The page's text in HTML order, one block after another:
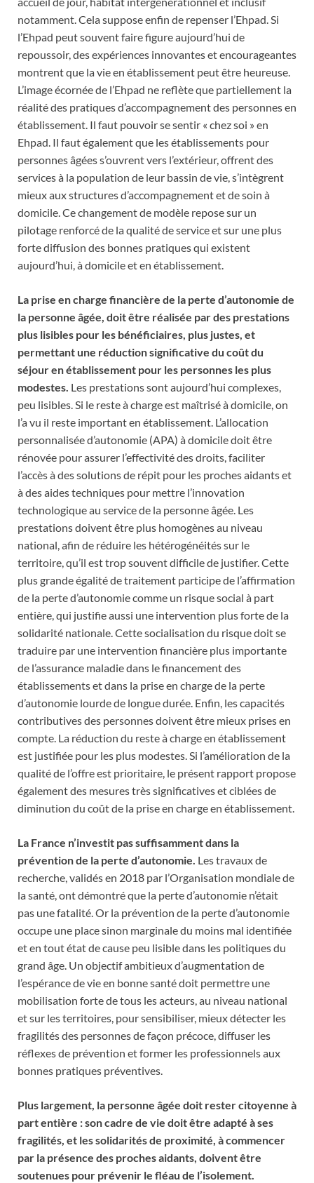
notamment. Cela suppose enfin de repenser l’Ehpad. Si
l’Ehpad peut souvent faire figure aujourd’hui de
repoussoir, des expériences innovantes et encourageantes
montrent que la vie en établissement peut être heureuse.
L’image écornée de l’Ehpad ne reflète que partiellement la
réalité des pratiques d’accompagnement des personnes en
établissement. Il faut pouvoir se sentir « chez soi » en
Ehpad. Il faut également que les établissements pour
personnes âgées s’ouvrent vers l’extérieur, offrent des
services à la population de leur bassin de vie, s’intègrent
mieux aux structures d’accompagnement et de soin à
domicile. Ce changement de modèle repose sur un
pilotage renforcé de la qualité de service et sur une plus
forte diffusion des bonnes pratiques qui existent
aujourd’hui, à domicile et en établissement.
La prise en charge financière de la perte d’autonomie de
la personne âgée, doit être réalisée par des prestations
plus lisibles pour les bénéficiaires, plus justes, et
permettant une réduction significative du coût du
séjour en établissement pour les personnes les plus
modestes. Les prestations sont aujourd’hui complexes,
peu lisibles. Si le reste à charge est maîtrisé à domicile, on
l’a vu il reste important en établissement. L’allocation
personnalisée d’autonomie (APA) à domicile doit être
rénovée pour assurer l’effectivité des droits, faciliter
l’accès à des solutions de répit pour les proches aidants et
à des aides techniques pour mettre l’innovation
technologique au service de la personne âgée. Les
prestations doivent être plus homogènes au niveau
national, afin de réduire les hétérogénéités sur le
territoire, qu’il est trop souvent difficile de justifier. Cette
plus grande égalité de traitement participe de l’affirmation
de la perte d’autonomie comme un risque social à part
entière, qui justifie aussi une intervention plus forte de la
solidarité nationale. Cette socialisation du risque doit se
traduire par une intervention financière plus importante
de l’assurance maladie dans le financement des
établissements et dans la prise en charge de la perte
d’autonomie lourde de longue durée. Enfin, les capacités
contributives des personnes doivent être mieux prises en
compte. La réduction du reste à charge en établissement
est justifiée pour les plus modestes. Si l’amélioration de la
qualité de l’offre est prioritaire, le présent rapport propose
également des mesures très significatives et ciblées de
diminution du coût de la prise en charge en établissement.
La France n’investit pas suffisamment dans la
prévention de la perte d’autonomie. Les travaux de
recherche, validés en 2018 par l’Organisation mondiale de
la santé, ont démontré que la perte d’autonomie n’était
pas une fatalité. Or la prévention de la perte d’autonomie
occupe une place sinon marginale du moins mal identifiée
et en tout état de cause peu lisible dans les politiques du
grand âge. Un objectif ambitieux d’augmentation de
l’espérance de vie en bonne santé doit permettre une
mobilisation forte de tous les acteurs, au niveau national
et sur les territoires, pour sensibiliser, mieux détecter les
fragilités des personnes de façon précoce, diffuser les
réflexes de prévention et former les professionnels aux
bonnes pratiques préventives.
Plus largement, la personne âgée doit rester citoyenne à
part entière : son cadre de vie doit être adapté à ses
fragilités, et les solidarités de proximité, à commencer
par la présence des proches aidants, doivent être
soutenues pour prévenir le fléau de l’isolement.